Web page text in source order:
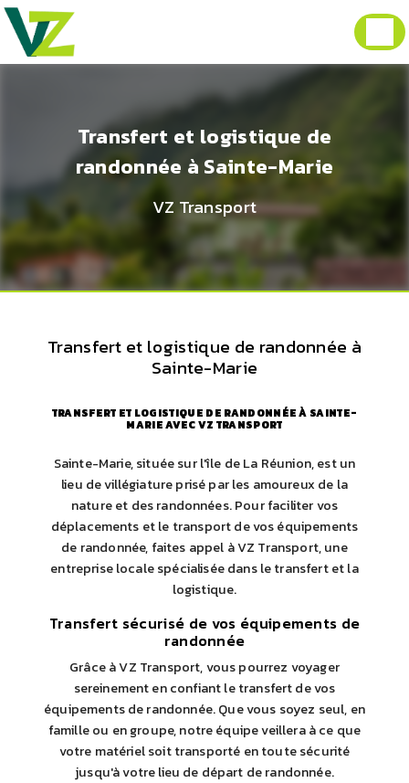
Transfert et logistique de
randonnée à Sainte-Marie
VZ Transport
Transfert et logistique de randonnée à
Sainte-Marie
TRANSFERT ET LOGISTIQUE DE RANDONNÉE À SAINTE-
MARIE AVEC VZ TRANSPORT
Sainte-Marie, située sur l'île de La Réunion, est un
lieu de villégiature prisé par les amoureux de la
nature et des randonnées. Pour faciliter vos
déplacements et le transport de vos équipements
de randonnée, faites appel à VZ Transport, une
entreprise locale spécialisée dans le transfert et la
logistique.
Transfert sécurisé de vos équipements de
randonnée
Grâce à VZ Transport, vous pourrez voyager
sereinement en confiant le transfert de vos
équipements de randonnée. Que vous soyez seul, en
famille ou en groupe, notre équipe veillera à ce que
votre matériel soit transporté en toute sécurité
jusqu'à votre lieu de départ de randonnée.
Panneau de gestion des cookies